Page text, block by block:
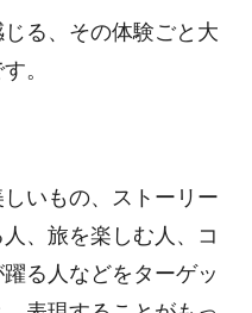
る、その体験ごと大
。
いもの、ストーリー
、旅を楽しむ人、コ
る人などをターゲッ